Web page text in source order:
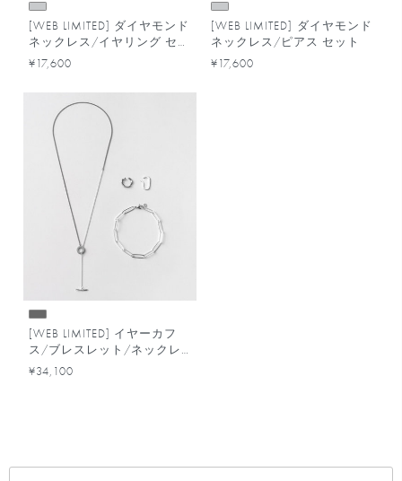
[WEB LIMITED] ダイヤモンド
ネックレス/イヤリング セッ
ト
¥17,600
[WEB LIMITED] ダイヤモンド
ネックレス/ピアス セット
¥17,600
[WEB LIMITED] イヤーカフ
ス/ブレスレット/ネックレ
ス セット
¥34,100